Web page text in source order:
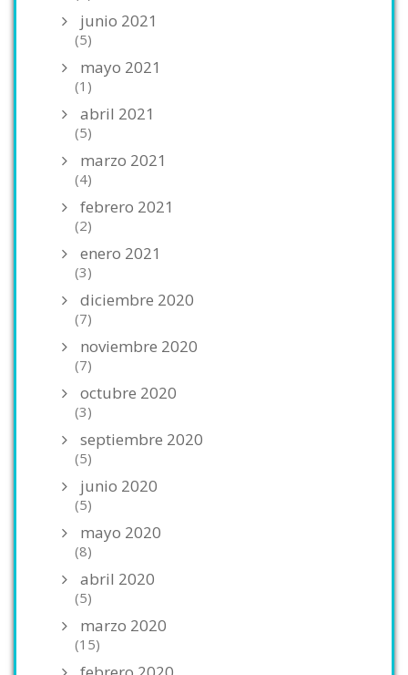
junio 2021
(5)
mayo 2021
(1)
abril 2021
(5)
marzo 2021
(4)
febrero 2021
(2)
enero 2021
(3)
diciembre 2020
(7)
noviembre 2020
(7)
octubre 2020
(3)
septiembre 2020
(5)
junio 2020
(5)
mayo 2020
(8)
abril 2020
(5)
marzo 2020
(15)